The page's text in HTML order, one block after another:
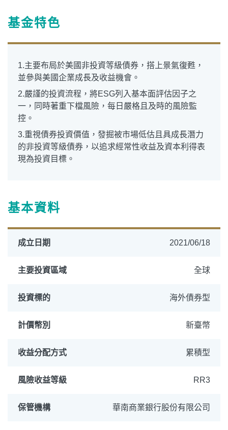
基金特色
1.主要布局於美國非投資等級債券，搭上景氣復甦，
並參與美國企業成長及收益機會。
2.嚴謹的投資流程，將ESG列入基本面評估因子之
一，同時著重下檔風險，每日嚴格且及時的風險監
控。
3.重視債券投資價值，發掘被市場低估且具成長潛力
的非投資等級債券，以追求經常性收益及資本利得表
現為投資目標。
基本資料
成立日期 2021/06/18
主要投資區域 全球
投資標的 海外債券型
計價幣別 新臺幣
收益分配方式 累積型
風險收益等級 RR3
保管機構 華南商業銀行股份有限公司